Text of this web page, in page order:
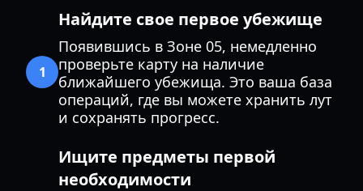
1
Найдите свое первое убежище
Появившись в Зоне 05, немедленно
проверьте карту на наличие
ближайшего убежища. Это ваша база
операций, где вы можете хранить лут
и сохранять прогресс.
Ищите предметы первой
необходимости